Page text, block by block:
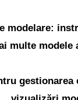
modelare:
multe modele
gestionarea